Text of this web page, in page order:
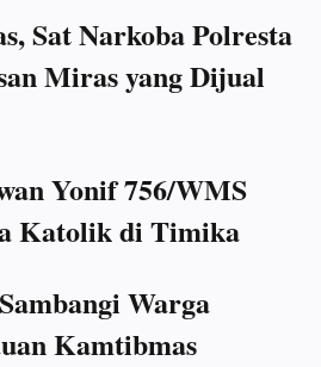
Sat Narkoba Polresta
Miras yang Dijual
Yonif 756/WMS
Katolik di Timika
Warga
Kamtibmas